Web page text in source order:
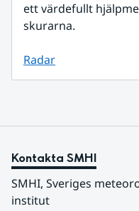
ett värdefullt
skurarna.
Radar
Kontakta SMHI
SMHI, Sveriges
institut